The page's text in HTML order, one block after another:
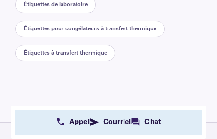
Étiquettes de laboratoire
Étiquettes pour congélateurs à transfert thermique
Étiquettes à transfert thermique
Appel Courriel Chat